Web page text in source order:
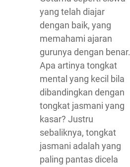
yang telah diajar
dengan baik, yang
memahami ajaran
gurunya dengan benar.
Apa artinya tongkat
mental yang kecil bila
dibandingkan dengan
tongkat jasmani yang
kasar? Justru
sebaliknya, tongkat
jasmani adalah yang
paling pantas dicela